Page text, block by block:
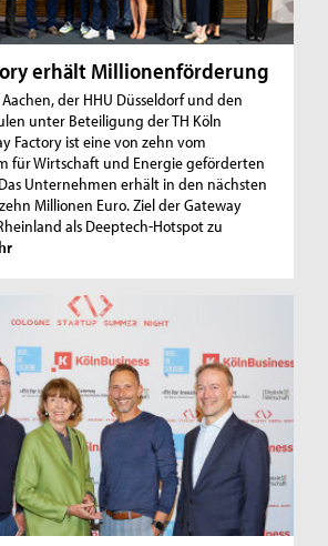
erhält Millionenförderung
der HHU Düsseldorf und den
unter Beteiligung der TH Köln
Factory ist eine von zehn vom
für Wirtschaft und Energie geförderten
Unternehmen erhält in den nächsten
Millionen Euro. Ziel der Gateway
als Deeptech-Hotspot zu